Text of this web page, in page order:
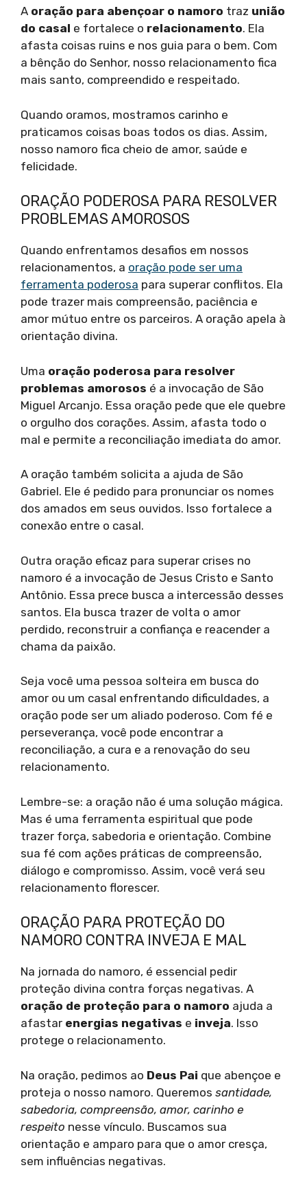
A oração para abençoar o namoro traz união
do casal e fortalece o relacionamento. Ela
afasta coisas ruins e nos guia para o bem. Com
a bênção do Senhor, nosso relacionamento fica
mais santo, compreendido e respeitado.
Quando oramos, mostramos carinho e
praticamos coisas boas todos os dias. Assim,
nosso namoro fica cheio de amor, saúde e
felicidade.
ORAÇÃO PODEROSA PARA RESOLVER
PROBLEMAS AMOROSOS
Quando enfrentamos desafios em nossos
relacionamentos, a oração pode ser uma
ferramenta poderosa para superar conflitos. Ela
pode trazer mais compreensão, paciência e
amor mútuo entre os parceiros. A oração apela à
orientação divina.
Uma oração poderosa para resolver
problemas amorosos é a invocação de São
Miguel Arcanjo. Essa oração pede que ele quebre
o orgulho dos corações. Assim, afasta todo o
mal e permite a reconciliação imediata do amor.
A oração também solicita a ajuda de São
Gabriel. Ele é pedido para pronunciar os nomes
dos amados em seus ouvidos. Isso fortalece a
conexão entre o casal.
Outra oração eficaz para superar crises no
namoro é a invocação de Jesus Cristo e Santo
Antônio. Essa prece busca a intercessão desses
santos. Ela busca trazer de volta o amor
perdido, reconstruir a confiança e reacender a
chama da paixão.
Seja você uma pessoa solteira em busca do
amor ou um casal enfrentando dificuldades, a
oração pode ser um aliado poderoso. Com fé e
perseverança, você pode encontrar a
reconciliação, a cura e a renovação do seu
relacionamento.
Lembre-se: a oração não é uma solução mágica.
Mas é uma ferramenta espiritual que pode
trazer força, sabedoria e orientação. Combine
sua fé com ações práticas de compreensão,
diálogo e compromisso. Assim, você verá seu
relacionamento florescer.
ORAÇÃO PARA PROTEÇÃO DO
NAMORO CONTRA INVEJA E MAL
Na jornada do namoro, é essencial pedir
proteção divina contra forças negativas. A
oração de proteção para o namoro ajuda a
afastar energias negativas e inveja. Isso
protege o relacionamento.
Na oração, pedimos ao Deus Pai que abençoe e
proteja o nosso namoro. Queremos santidade,
sabedoria, compreensão, amor, carinho e
respeito nesse vínculo. Buscamos sua
orientação e amparo para que o amor cresça,
sem influências negativas.